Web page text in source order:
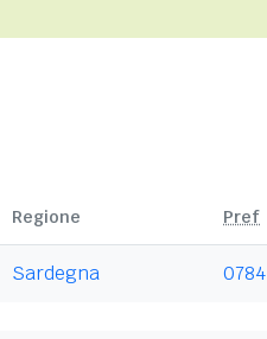
Regione Pref
Sardegna 0784